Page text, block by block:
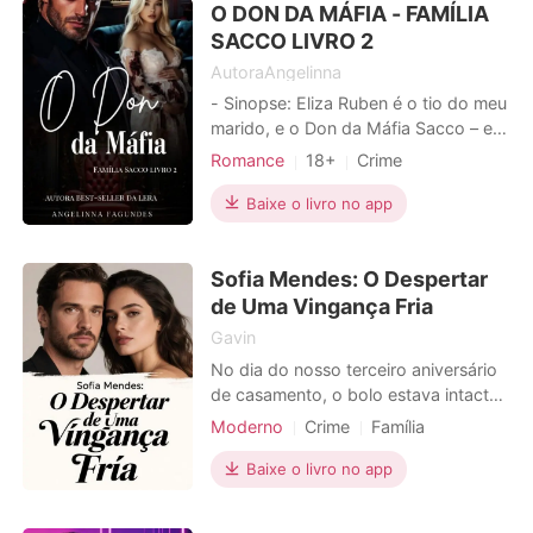
entrevista na poderosa Alcântara
Corporation, onde é surpreendida ao
ser julgada
O DON DA MÁFIA - FAMÍLIA
SACCO LIVRO 2
AutoraAngelinna
- Sinopse: Eliza Ruben é o tio do meu
marido, e o Don da Máfia Sacco – ele
é perigoso, mas ferozmente protetor.
Adrian, eu sabia que ele não era um
bom homem. A partir do momento
Romance 18+
Crime
Casamento arranjado
Amor forçado
Máfia
Arrogante / Dominante
Heroína incrível
Baixe o livro no app
Sofia Mendes: O Despertar
de Uma Vingança Fria
Gavin
No dia do nosso terceiro aniversário
de casamento, o bolo estava intacto
na mesa da sala, metade chocolate,
irrompeu pela porta, não para
celebrar, mas para prender o meu
Moderno Crime
Família
Interesseiras
Traição
Baixe o livro no app